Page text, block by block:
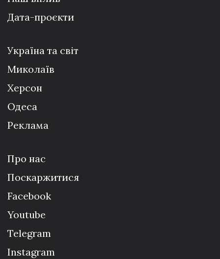
Дата-проєкти
Україна та світ
Миколаїв
Херсон
Одеса
Реклама
Про нас
Поскаржитися
Facebook
Youtube
Telegram
Instagram